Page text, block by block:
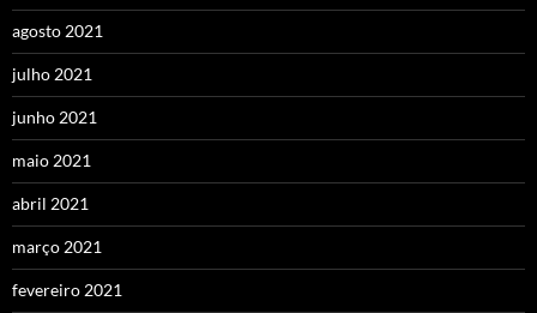
agosto 2021
julho 2021
junho 2021
maio 2021
abril 2021
março 2021
fevereiro 2021